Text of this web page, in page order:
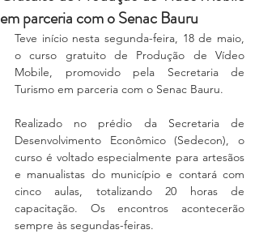
em parceria com o Senac Bauru
Teve início nesta segunda-feira, 18 de maio,
o curso gratuito de Produção de Vídeo
Mobile, promovido pela Secretaria de
Turismo em parceria com o Senac Bauru.
Realizado no prédio da Secretaria de
Desenvolvimento Econômico (Sedecon), o
curso é voltado especialmente para artesãos
e manualistas do município e contará com
cinco aulas, totalizando 20 horas de
capacitação. Os encontros acontecerão
sempre às segundas-feiras.